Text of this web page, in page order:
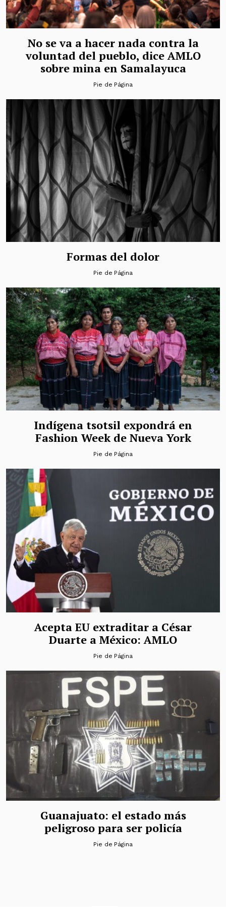
No se va a hacer nada contra la
voluntad del pueblo, dice AMLO
sobre mina en Samalayuca
Pie de Página
Formas del dolor
Pie de Página
Indígena tsotsil expondrá en
Fashion Week de Nueva York
Pie de Página
Acepta EU extraditar a César
Duarte a México: AMLO
Pie de Página
Guanajuato: el estado más
peligroso para ser policía
Pie de Página